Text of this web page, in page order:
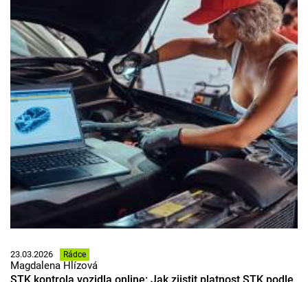
23.03.2026 Rádce
Magdalena Hlízová